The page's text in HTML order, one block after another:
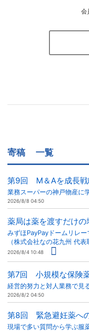
会
寄稿 一覧
第9回 M＆Aを成長戦
業務スーパーの神戸物産に
2026/8/8 04:50
薬局は薬を渡すだけの
みずほPayPayドームリレ
（株式会社なの花九州 代表
2026/8/4 10:48
第7回 小規模な保険
経営的努力と対人業務で見
2026/8/2 04:50
第8回 緊急避妊薬へ
現場で多い質問から学ぶ服